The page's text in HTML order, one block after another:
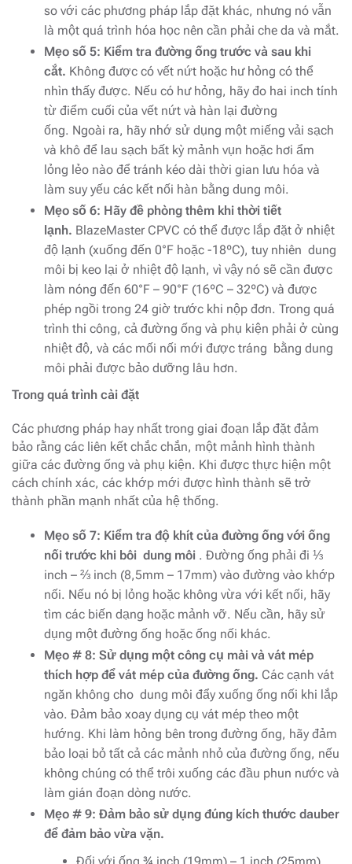
so với các phương pháp lắp đặt khác, nhưng nó vẫn
là một quá trình hóa học nên cần phải che da và mắt.
Mẹo số 5: Kiểm tra đường ống trước và sau khi
cắt. Không được có vết nứt hoặc hư hỏng có thể
nhìn thấy được. Nếu có hư hỏng, hãy đo hai inch tính
từ điểm cuối của vết nứt và hàn lại đường
ống. Ngoài ra, hãy nhớ sử dụng một miếng vải sạch
và khô để lau sạch bất kỳ mảnh vụn hoặc hơi ẩm
lỏng lẻo nào để tránh kéo dài thời gian lưu hóa và
làm suy yếu các kết nối hàn bằng dung môi.
Mẹo số 6: Hãy đề phòng thêm khi thời tiết
lạnh. BlazeMaster CPVC có thể được lắp đặt ở nhiệt
độ lạnh (xuống đến 0°F hoặc -18ºC), tuy nhiên dung
môi bị keo lại ở nhiệt độ lạnh, vì vậy nó sẽ cần được
làm nóng đến 60°F – 90°F (16ºC – 32ºC) và được
phép ngồi trong 24 giờ trước khi nộp đơn. Trong quá
trình thi công, cả đường ống và phụ kiện phải ở cùng
nhiệt độ, và các mối nối mới được tráng bằng dung
môi phải được bảo dưỡng lâu hơn.
Trong quá trình cài đặt
Các phương pháp hay nhất trong giai đoạn lắp đặt đảm
bảo rằng các liên kết chắc chắn, một mảnh hình thành
giữa các đường ống và phụ kiện. Khi được thực hiện một
cách chính xác, các khớp mới được hình thành sẽ trở
thành phần mạnh nhất của hệ thống.
Mẹo số 7: Kiểm tra độ khít của đường ống với ống
nối trước khi bôi dung môi. Đường ống phải đi ⅓
inch – ⅔ inch (8,5mm – 17mm) vào đường vào khớp
nối. Nếu nó bị lỏng hoặc không vừa với kết nối, hãy
tìm các biến dạng hoặc mảnh vỡ. Nếu cần, hãy sử
dụng một đường ống hoặc ống nối khác.
Mẹo # 8: Sử dụng một công cụ mài và vát mép
thích hợp để vát mép của đường ống. Các cạnh vát
ngăn không cho dung môi đẩy xuống ống nối khi lắp
vào. Đảm bảo xoay dụng cụ vát mép theo một
hướng. Khi làm hỏng bên trong đường ống, hãy đảm
bảo loại bỏ tất cả các mảnh nhỏ của đường ống, nếu
không chúng có thể trôi xuống các đầu phun nước và
làm gián đoạn dòng nước.
Mẹo # 9: Đảm bảo sử dụng đúng kích thước dauber
để đảm bảo vừa vặn.